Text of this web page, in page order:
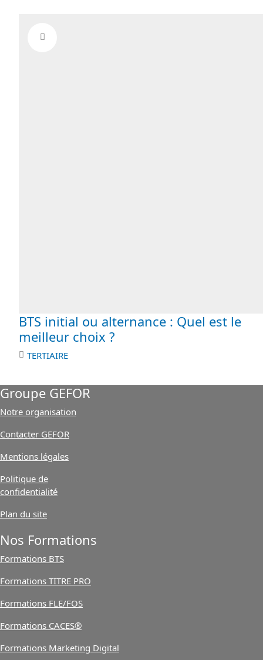
BTS initial ou alternance : Quel est le
meilleur choix ?
TERTIAIRE
Groupe GEFOR
Notre organisation
Contacter GEFOR
Mentions légales
Politique de
confidentialité
Plan du site
Nos Formations
Formations BTS
Formations TITRE PRO
Formations FLE/FOS
Formations CACES®
Formations Marketing Digital